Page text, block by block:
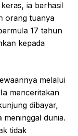
ia berhasil
orang tuanya
17 tahun
kepada
melalui
menceritakan
dibayar,
dunia.
tidak